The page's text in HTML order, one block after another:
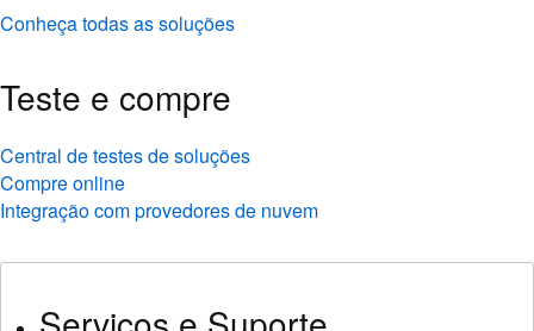
Conheça todas as soluções
Teste e compre
Central de testes de soluções
Compre online
Integração com provedores de nuvem